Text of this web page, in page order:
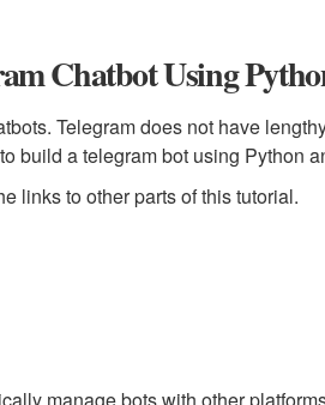
Chatbot Using
Telegram does not have
build a telegram bot using Python
links to other parts of this tutorial.